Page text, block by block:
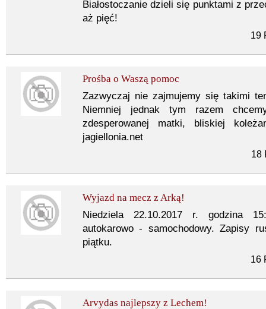
Białostoczanie dzieli się punktami z
aż pięć!
19
Prośba o Waszą pomoc
Zazwyczaj nie zajmujemy się takimi
Niemniej jednak tym razem
zdesperowanej matki, bliskiej
jagiellonia.net
18
Wyjazd na mecz z Arką!
Niedziela 22.10.2017 r. godzina
autokarowo - samochodowy. Zapisy
piątku.
16
Arvydas najlepszy z Lechem!